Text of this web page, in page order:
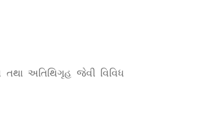
અતિથિગૃહ જેવી વિવિધ